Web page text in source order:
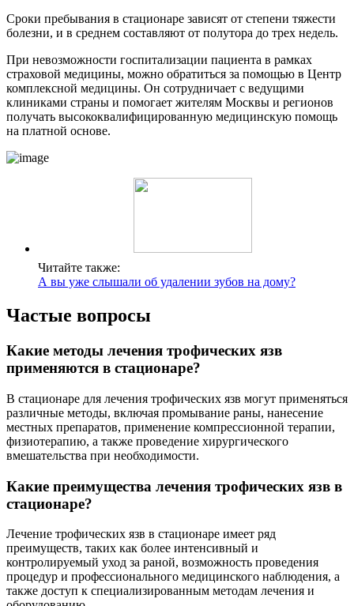
Сроки пребывания в стационаре зависят от степени тяжести
болезни, и в среднем составляют от полутора до трех недель.
При невозможности госпитализации пациента в рамках
страховой медицины, можно обратиться за помощью в Центр
комплексной медицины. Он сотрудничает с ведущими
клиниками страны и помогает жителям Москвы и регионов
получать высококвалифицированную медицинскую помощь
на платной основе.
Читайте также:
А вы уже слышали об удалении зубов на дому?
Частые вопросы
Какие методы лечения трофических язв
применяются в стационаре?
В стационаре для лечения трофических язв могут применяться
различные методы, включая промывание раны, нанесение
местных препаратов, применение компрессионной терапии,
физиотерапию, а также проведение хирургического
вмешательства при необходимости.
Какие преимущества лечения трофических язв в
стационаре?
Лечение трофических язв в стационаре имеет ряд
преимуществ, таких как более интенсивный и
контролируемый уход за раной, возможность проведения
процедур и профессионального медицинского наблюдения, а
также доступ к специализированным методам лечения и